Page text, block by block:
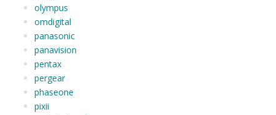
olympus
omdigital
panasonic
panavision
pentax
pergear
phaseone
pixii